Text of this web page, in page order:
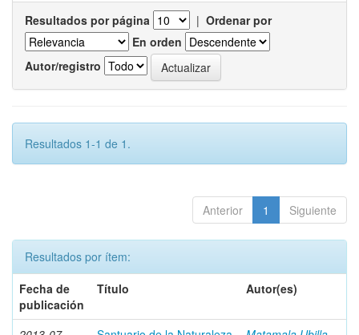
Resultados por página | Ordenar por
En orden
Autor/registro
Resultados 1-1 de 1.
Anterior 1 Siguiente
Resultados por ítem:
Fecha de
publicación
Título Autor(es)